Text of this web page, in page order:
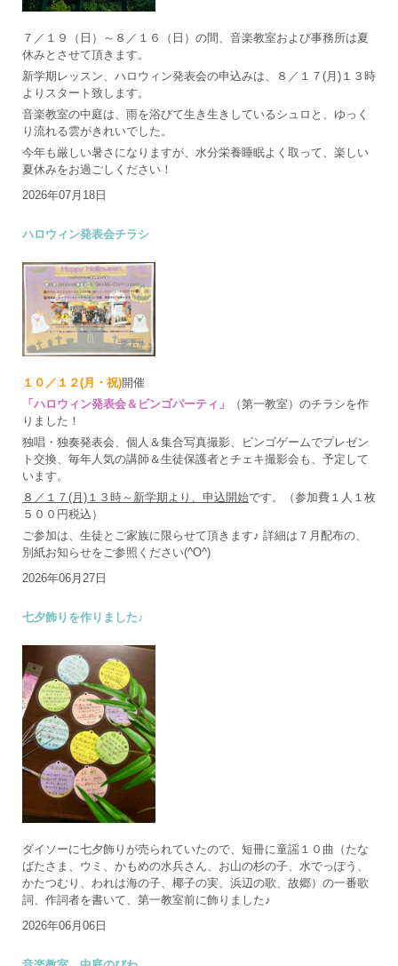
７／１９（日）～８／１６（日）の間、音楽教室および事務所は夏
休みとさせて頂きます。
新学期レッスン、ハロウィン発表会の申込みは、８／１７(月)１３時
よりスタート致します。
音楽教室の中庭は、雨を浴びて生き生きしているシュロと、ゆっく
り流れる雲がきれいでした。
今年も厳しい暑さになりますが、水分栄養睡眠よく取って、楽しい
夏休みをお過ごしください！
2026年07月18日
ハロウィン発表会チラシ
１０／１２(月・祝)開催
「ハロウィン発表会＆ビンゴパーティ」
（第一教室）のチラシを作
りました！
独唱・独奏発表会、個人＆集合写真撮影、ビンゴゲームでプレゼン
ト交換、毎年人気の講師＆生徒保護者とチェキ撮影会も、予定して
います。
８／１７(月)１３時～新学期より、申込開始です。（参加費１人１枚
５００円税込）
ご参加は、生徒とご家族に限らせて頂きます♪ 詳細は７月配布の、
別紙お知らせをご参照ください(^O^)
2026年06月27日
七夕飾りを作りました♪
ダイソーに七夕飾りが売られていたので、短冊に童謡１０曲（たな
ばたさま、ウミ、かもめの水兵さん、お山の杉の子、水でっぽう、
かたつむり、われは海の子、椰子の実、浜辺の歌、故郷）の一番歌
詞、作詞者を書いて、第一教室前に飾りました♪
2026年06月06日